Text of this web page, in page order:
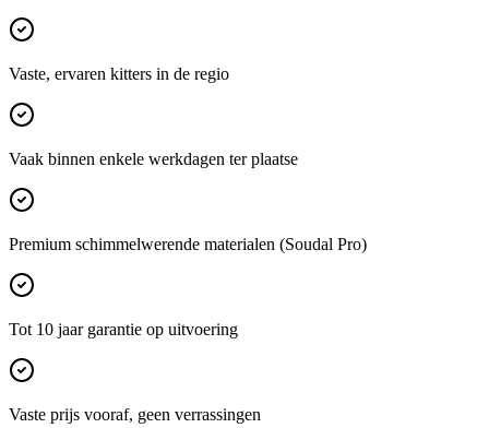
Vaste, ervaren kitters in de regio
Vaak binnen enkele werkdagen ter plaatse
Premium schimmelwerende materialen (Soudal Pro)
Tot 10 jaar garantie op uitvoering
Vaste prijs vooraf, geen verrassingen